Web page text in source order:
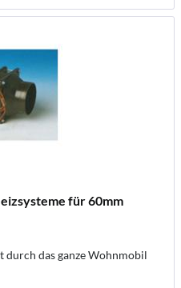
für 60mm
das ganze Wohnmobil